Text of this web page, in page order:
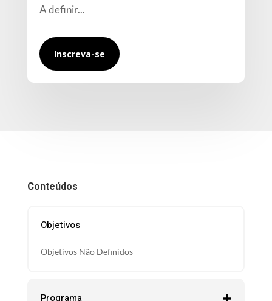
A definir...
Inscreva-se
Conteúdos
Objetivos
Objetivos Não Definidos
Programa